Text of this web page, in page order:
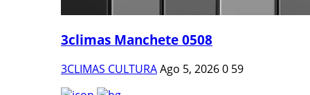
3climas Manchete 0508
3CLIMAS CULTURAAgo 5, 20260 59